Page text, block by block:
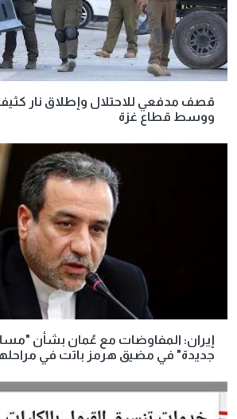
قصف مدفعي للاحتلال وإطلاق نار
ووسط قطاع غزة
إيران: المفاوضات مع عُمان بشأن
جديدة" في مضيق هرمز باتت في مراحلها